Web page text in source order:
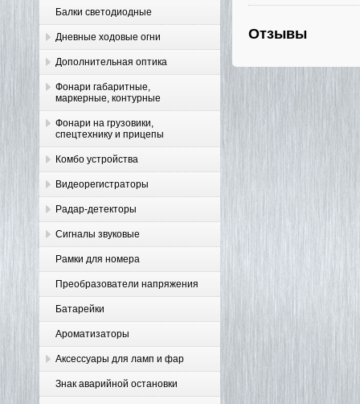
Балки светодиодные
Дневные ходовые огни
Дополнительная оптика
Фонари габаритные,
маркерные, контурные
Фонари на грузовики,
спецтехнику и прицепы
Комбо устройства
Видеорегистраторы
Радар-детекторы
Сигналы звуковые
Рамки для номера
Преобразователи напряжения
Батарейки
Ароматизаторы
Аксессуары для ламп и фар
Знак аварийной остановки
Отзывы